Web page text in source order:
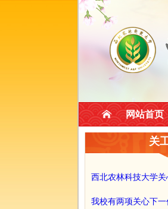
网站首页
关
西北农林科技大学
我校有两项关心下